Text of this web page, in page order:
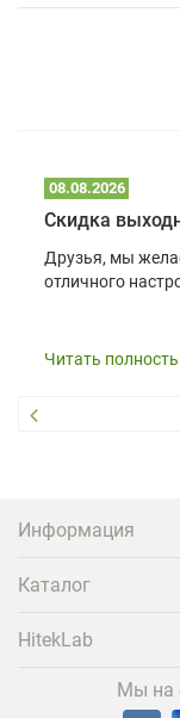
08.08.2026
Скидка
Друзья, мы
отличного
Читать
Информация
Каталог
HitekLab
Мы на